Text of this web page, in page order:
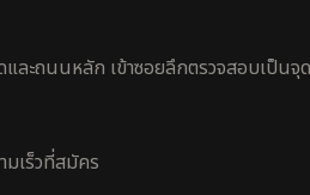
ละถนนหลัก เข้าซอยลึกตรวจสอบเป็นจุด
มเร็วที่สมัคร